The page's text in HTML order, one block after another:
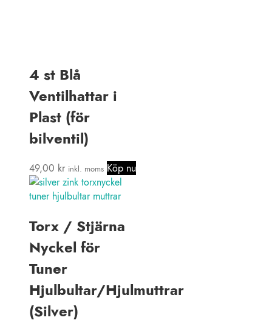
4 st Blå
Ventilhattar i
Plast (för
bilventil)
49,00 kr inkl. moms Köp nu
Torx / Stjärna
Nyckel för
Tuner
Hjulbultar/Hjulmuttrar
(Silver)